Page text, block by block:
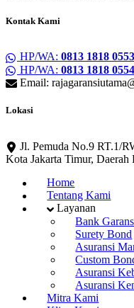
Kontak Kami
HP/WA: 0813 1818 0553
HP/WA: 0813 1818 0554
Email:
Lokasi
Jl. Pemuda No.9 RT.1/
Kota Jakarta Timur,
Home
Tentang Kami
Layanan
Bank
Surety Bond
Asuransi
Custom
Asuransi
Asuransi
Mitra Kami